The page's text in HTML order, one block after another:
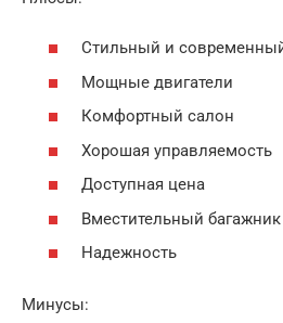
Стильный и
Мощные двигатели
Комфортный салон
Хорошая управляемость
Доступная цена
Вместительный багажник
Надежность
Минусы: